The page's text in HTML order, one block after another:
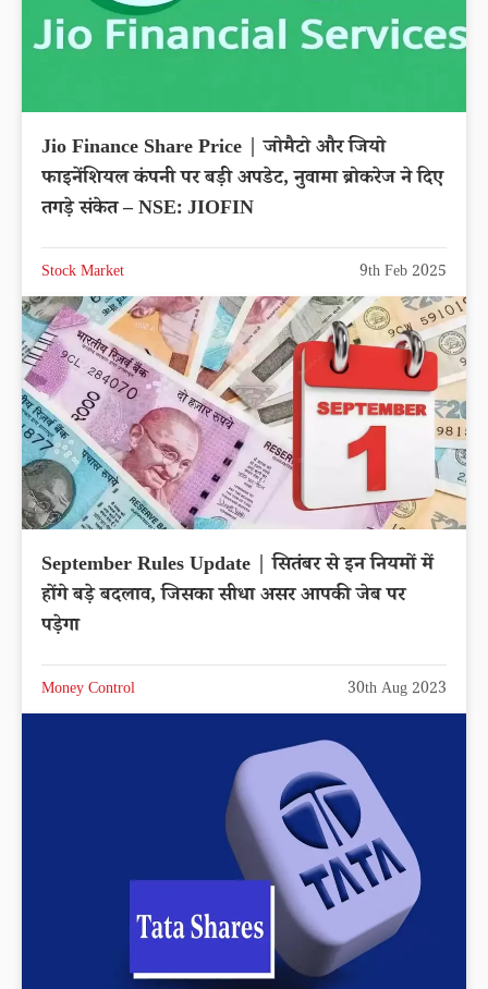
Jio Finance Share Price | जोमैटो और जियो
फाइनेंशियल कंपनी पर बड़ी अपडेट, नुवामा ब्रोकरेज ने दिए
तगड़े संकेत – NSE: JIOFIN
Stock Market 9th Feb 2025
September Rules Update | सितंबर से इन नियमों में
होंगे बड़े बदलाव, जिसका सीधा असर आपकी जेब पर
पड़ेगा
Money Control 30th Aug 2023